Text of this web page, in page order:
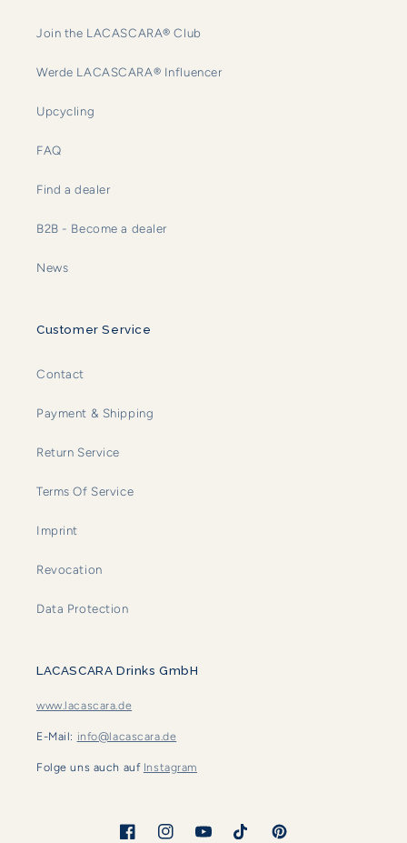
Join the LACASCARA® Club
Werde LACASCARA® Influencer
Upcycling
FAQ
Find a dealer
B2B - Become a dealer
News
Customer Service
Contact
Payment & Shipping
Return Service
Terms Of Service
Imprint
Revocation
Data Protection
LACASCARA Drinks GmbH
www.lacascara.de
E-Mail: info@lacascara.de
Folge uns auch auf Instagram